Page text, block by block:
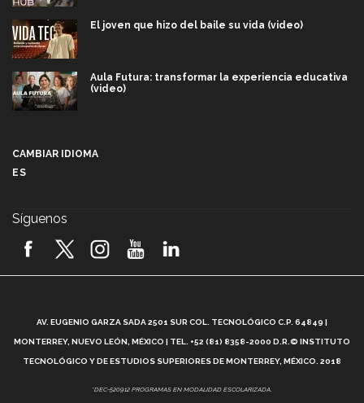
El joven que hizo del baile su vida (video)
Aula Futura: transformar la experiencia educativa
(video)
2026! (video)
¿Cómo es el Modelo Educativo Tec? (video)
Vida Tec: Feminismo e Inteligencia Artificial, Paola
CAMBIAR IDIOMA
ES
Síguenos
AV. EUGENIO GARZA SADA 2501 SUR COL. TECNOLÓGICO C.P. 64849 |
MONTERREY, NUEVO LEÓN, MÉXICO | TEL. +52 (81) 8358-2000 D.R.© INSTITUTO
TECNOLÓGICO Y DE ESTUDIOS SUPERIORES DE MONTERREY, MÉXICO. 2018
*DEC-520912 PROGRAMAS EN MODALIDAD ESCOLARIZADA.